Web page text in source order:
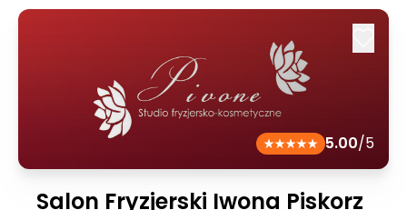
5.00/5
Salon Fryzjerski Iwona Piskorz